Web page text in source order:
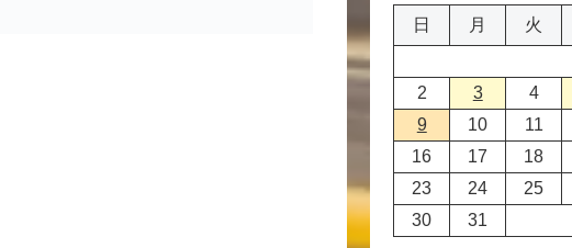
日
月 火
2
3 4
9
10 11
16
17 18
23
24 25
30
31